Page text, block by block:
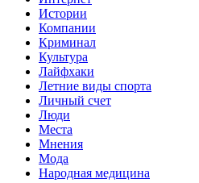
Истории
Компании
Криминал
Культура
Лайфхаки
Летние виды спорта
Личный счет
Люди
Места
Мнения
Мода
Народная медицина